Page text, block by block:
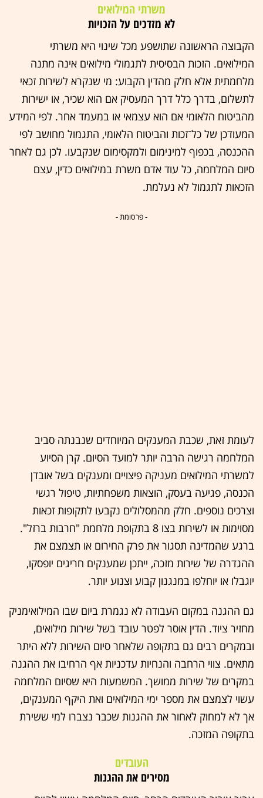
משרתי המילואים
לא מזדכים על הזכויות
הקבוצה הראשונה שתושפע מכל שינוי היא משרתי
המילואים. הזכות הבסיסית לתגמולי מילואים אינה מתנה
מלחמתית אלא חלק מהדין הקבוע: מי שנקרא לשירות זכאי
לתשלום, בדרך כלל דרך המעסיק אם הוא שכיר, או ישירות
מהביטוח הלאומי אם הוא עצמאי או במעמד אחר. לפי המידע
המעודכן של כל־זכות והביטוח הלאומי, התגמול מחושב לפי
ההכנסה, בכפוף למינימום ולמקסימום שנקבעו. לכן גם לאחר
סיום המלחמה, כל עוד אדם משרת במילואים כדין, עצם
הזכאות לתגמול לא נעלמת.
- פרסומת -
לעומת זאת, שכבת המענקים המיוחדים שנבנתה סביב
המלחמה רגישה הרבה יותר למועד הסיום. קרן הסיוע
למשרתי המילואים מעניקה פיצויים ומענקים בשל אובדן
הכנסה, פגיעה בעסק, הוצאות משפחתיות, טיפול רגשי
וצרכים נוספים. חלק מהמסלולים נקבעו לתקופות זכאות
מסוימות או לשירות בצו 8 בתקופת מלחמת "חרבות ברזל".
ברגע שהמדינה תסגור את פרק החירום או תצמצם את
ההגדרה של שירות מזכה, ייתכן שמענקים חריגים יופסקו,
יוגבלו או יוחלפו במנגנון קבוע וצנוע יותר.
גם ההגנה במקום העבודה לא נגמרת ביום שבו המילואימניק
מחזיר ציוד. הדין אוסר לפטר עובד בשל שירות מילואים,
ובמקרים רבים גם בתקופה שלאחר סיום השירות ללא היתר
מתאים. צווי הרחבה והנחיות עדכניות אף הרחיבו את ההגנה
במקרים של שירות ממושך. המשמעות היא שסיום המלחמה
עשוי לצמצם את מספר ימי המילואים ואת היקף המענקים,
אך לא למחוק לאחור את ההגנות שכבר נצברו למי ששירת
בתקופה המזכה.
העובדים
מסירים את ההגנות